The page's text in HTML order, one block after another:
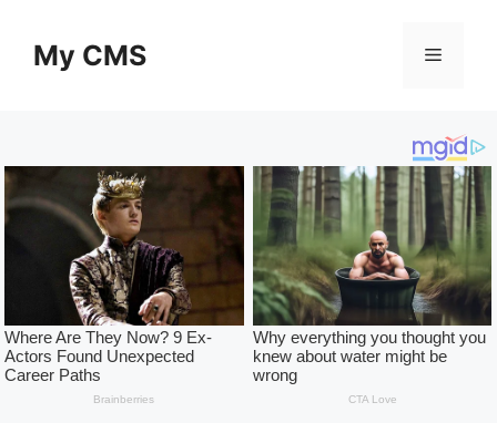
contentMy CMS Menu